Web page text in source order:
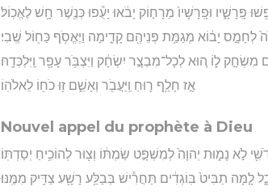
פָּֽרָשָׁ֑יו וּפָֽרָשָׁיו֙ מֵרָח֣וֹק יָבֹ֔אוּ יָעֻ֕פוּ כְּנֶ֖שֶׁר חָ֥שׁ לֶאֱכֽוֹל׃
לְחָמָ֣ס יָב֔וֹא מְגַמַּ֥ת פְּנֵיהֶ֖ם קָדִ֑ימָה וַיֶּאֱסֹ֥ף כַּח֖וֹל שֶֽׁבִי׃
מִשְׂחָ֣ק ל֑וֹ ה֚וּא לְכָל־מִבְצָ֣ר יִשְׂחָ֔ק וַיִּצְבֹּ֥ר עָפָ֖ר וַֽיִּלְכְּדָֽהּ׃
אָ֣ז חָלַ֥ף ר֛וּחַ וַֽיַּעֲבֹ֖ר וְאָשֵׁ֑ם ז֥וּ כֹח֖וֹ לֵאלֹהֽוֹ׃
Nouvel appel du prophète à Dieu
לֹ֣א נָמ֑וּת יְהוָה֙ לְמִשְׁפָּ֣ט שַׂמְתּ֔וֹ וְצ֖וּר לְהוֹכִ֥יחַ יְסַדְתּֽוֹ׃
לָ֤מָּה תַבִּיט֙ בּֽוֹגְדִ֔ים תַּחֲרִ֕ישׁ בְּבַלַּ֥ע רָשָׁ֖ע צַדִּ֥יק מִמֶּֽנּוּ׃